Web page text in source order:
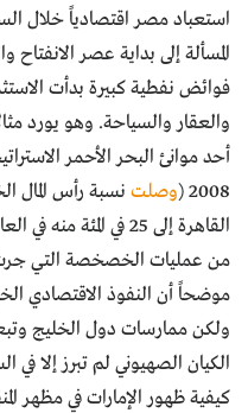
استعباد مصر اقتصادياً خلال
المسألة إلى بداية عصر الانفتاح
فوائض نفطية كبيرة بدأت
والعقار والسياحة. وهو يورد
أحد موانئ البحر الأحمر
2008 ( وصلت نسبة رأس المال
موضحاً أن النفوذ الاقتصادي
ولكن ممارسات دول الخليج
الكيان الصهيوني لم تبرز إلا
كيفية ظهور الإمارات في مظهر